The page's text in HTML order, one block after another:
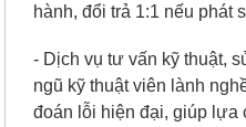
hành, đổi trả 1:1 nếu phát
- Dịch vụ tư vấn kỹ thuật,
ngũ kỹ thuật viên lành
đoán lỗi hiện đại, giúp lựa